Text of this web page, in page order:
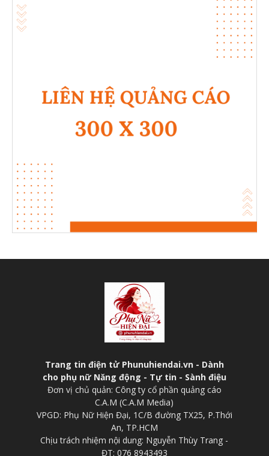
Trang tin điện tử Phunuhiendai.vn - Dành
cho phụ nữ Năng động - Tự tin - Sành điệu
Đơn vị chủ quản: Công ty cổ phần quảng cáo
C.A.M (C.A.M Media)
VPGD: Phụ Nữ Hiện Đại, 1C/B đường TX25, P.Thới
An, TP.HCM
Chịu trách nhiệm nội dung: Nguyễn Thùy Trang -
ĐT: 076 8943493